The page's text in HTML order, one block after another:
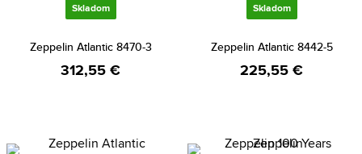
Skladom
Zeppelin Atlantic 8470-3
312,55 €
Skladom
Zeppelin Atlantic 8442-5
225,55 €